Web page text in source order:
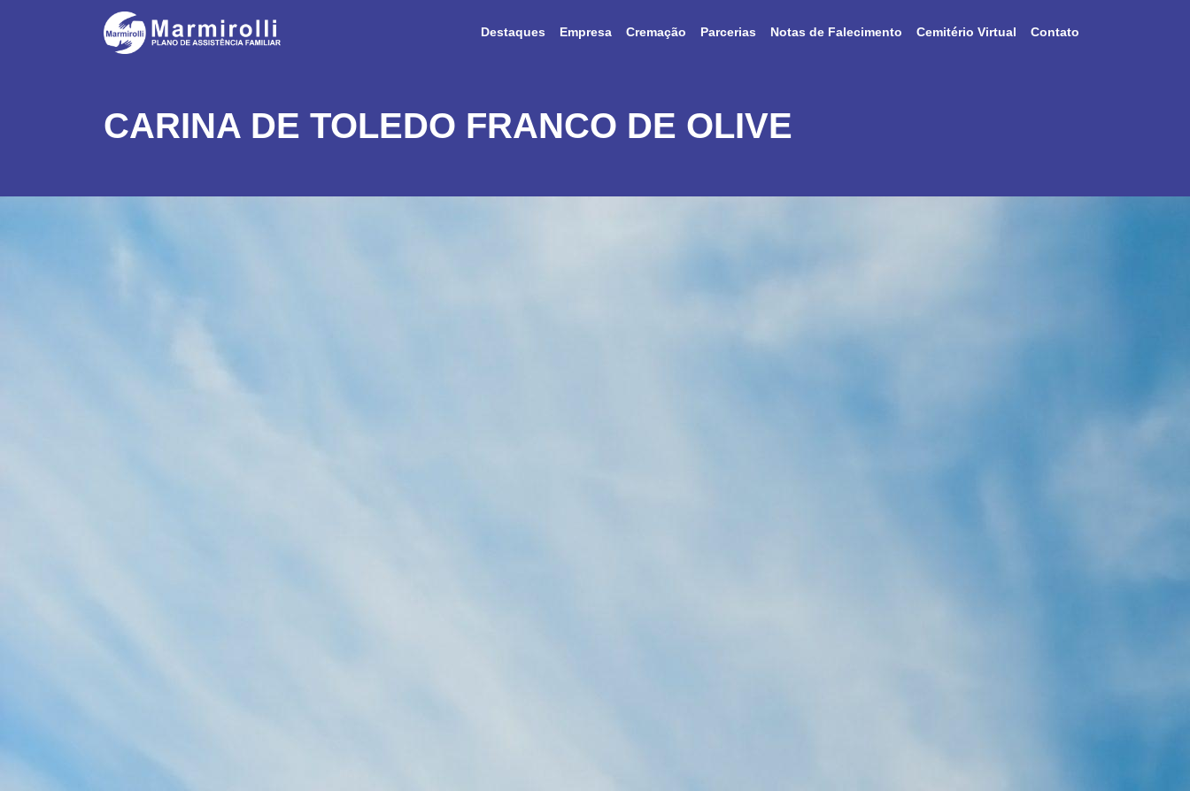
Destaques Empresa Cremação Parcerias Notas de Falecimento Cemitério Virtual Contato
CARINA DE TOLEDO FRANCO DE OLIVE